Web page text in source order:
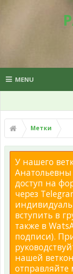
MENU
Метки
У нашего
Анатольевны
доступ на
через
вступить в
также в
подписи).
нашей